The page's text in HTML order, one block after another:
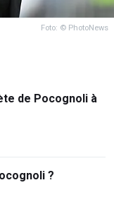
Foto: © PhotoNews
de Pocognoli à
?